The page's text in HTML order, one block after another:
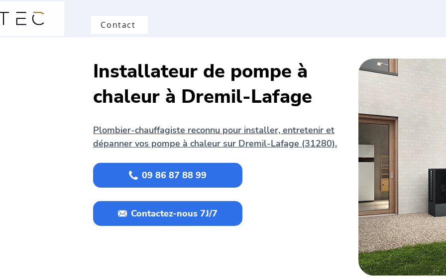
Contact
Installateur de pompe à
chaleur à Dremil-Lafage
Plombier-chauffagiste reconnu pour installer, entretenir et
dépanner vos pompe à chaleur sur Dremil-Lafage (31280).
09 86 87 88 99
Contactez-nous 7J/7